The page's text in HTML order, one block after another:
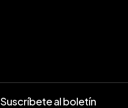
Suscríbete al boletín